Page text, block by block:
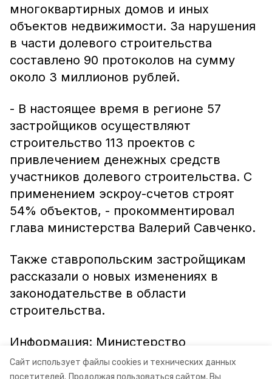
Сайт использует файлы cookies и технических данных
посетителей. Продолжая пользоваться сайтом, Вы
многоквартирных домов и иных
объектов недвижимости. За нарушения
в части долевого строительства
составлено 90 протоколов на сумму
около 3 миллионов рублей.
- В настоящее время в регионе 57
застройщиков осуществляют
строительство 113 проектов с
привлечением денежных средств
участников долевого строительства. С
применением эскроу-счетов строят
54% объектов, - прокомментировал
глава министерства Валерий Савченко.
Также ставропольским застройщикам
рассказали о новых изменениях в
законодательстве в области
строительства.
Информация: Министерство
строительства и архитектуры
Ставропольского края